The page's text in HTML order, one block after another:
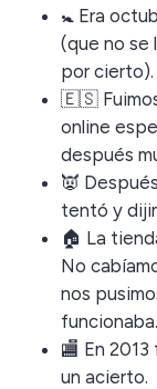
🚼 Era
(que no se
por cierto).
🇪🇸 Fuimos
online
después
👿
tentó y
🏠 La
No
nos
funcionaba.
🏬 En
un acierto.